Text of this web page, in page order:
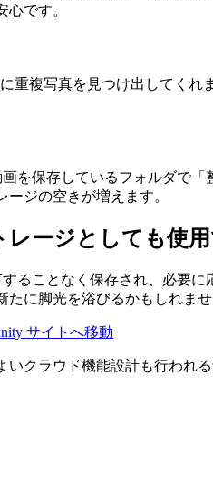
です。
に重複写真を見つけ出してく
を保存しているフォルダで
ジの空きが増えます。
ージとしても使
ることなく保存され、必要
に脚光を浴びるかもしれませ
サイトへ移動
クラウド機能設計も行われ